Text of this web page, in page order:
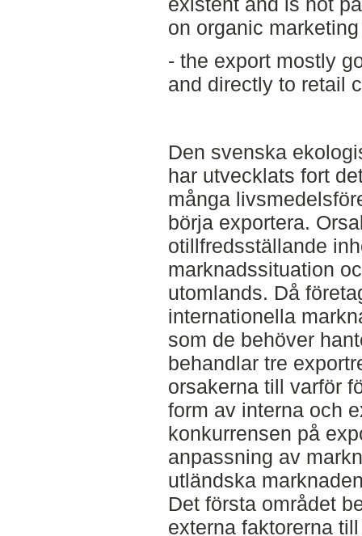
on organic
- the export mostly
and directly to retail
Den svenska
har utvecklats fort
många
börja exportera.
otillfredsställande
marknadssituation
utomlands. Då
internationella
som de behöver
behandlar tre
orsakerna till varför
form av interna och
konkurrensen på
anpassning av
utländska
Det första området
externa faktorerna